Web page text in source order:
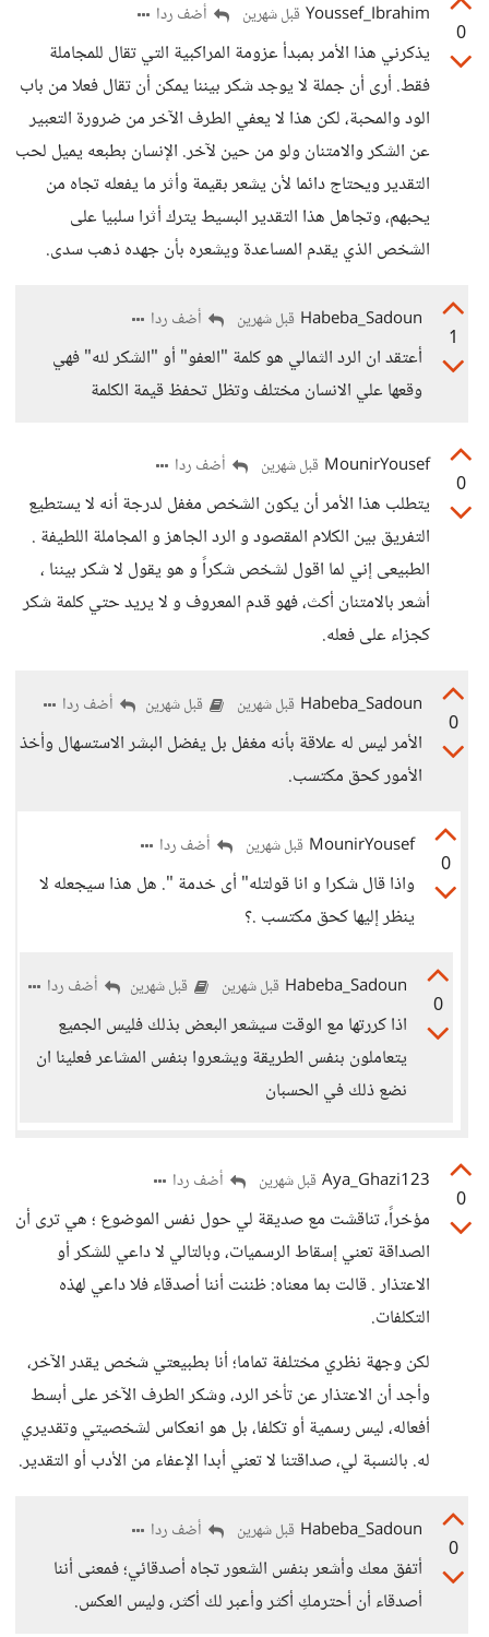
0
Youssef_Ibrahim قبل شهرين أضف ردا
يذكرني هذا الأمر بمبدأ عزومة المراكبية التي تقال للمجاملة
فقط. أرى أن جملة لا يوجد شكر بيننا يمكن أن تقال فعلا من باب
الود والمحبة، لكن هذا لا يعفي الطرف الآخر من ضرورة التعبير
عن الشكر والامتنان ولو من حين لآخر. الإنسان بطبعه يميل لحب
التقدير ويحتاج دائما لأن يشعر بقيمة وأثر ما يفعله تجاه من
يحبهم، وتجاهل هذا التقدير البسيط يترك أثرا سلبيا على
الشخص الذي يقدم المساعدة ويشعره بأن جهده ذهب سدى.
1
Habeba_Sadoun قبل شهرين أضف ردا
أعتقد ان الرد الثمالي هو كلمة "العفو" أو "الشكر لله" فهي
وقعها علي الانسان مختلف وتظل تحفظ قيمة الكلمة
0
MounirYousef قبل شهرين أضف ردا
يتطلب هذا الأمر أن يكون الشخص مغفل لدرجة أنه لا يستطيع
التفريق بين الكلام المقصود و الرد الجاهز و المجاملة اللطيفة .
الطبيعى إني لما اقول لشخص شكراً و هو يقول لا شكر بيننا ،
أشعر بالامتنان أكث، فهو قدم المعروف و لا يريد حتي كلمة شكر
كجزاء على فعله.
0
Habeba_Sadoun قبل شهرين قبل شهرين أضف ردا
الأمر ليس له علاقة بأنه مغفل بل يفضل البشر الاستسهال وأخذ
الأمور كحق مكتسب.
0
MounirYousef قبل شهرين أضف ردا
واذا قال شكرا و انا قولتله" أى خدمة ". هل هذا سيجعله لا
ينظر إليها كحق مكتسب .؟
0
Habeba_Sadoun قبل شهرين قبل شهرين أضف ردا
اذا كررتها مع الوقت سيشعر البعض بذلك فليس الجميع
يتعاملون بنفس الطريقة ويشعروا بنفس المشاعر فعلينا ان
نضع ذلك في الحسبان
0
Aya_Ghazi123 قبل شهرين أضف ردا
مؤخراً، تناقشت مع صديقة لي حول نفس الموضوع ؛ هي ترى أن
الصداقة تعني إسقاط الرسميات، وبالتالي لا داعي للشكر أو
الاعتذار . قالت بما معناه: ظننت أننا أصدقاء فلا داعي لهذه
التكلفات.
لكن وجهة نظري مختلفة تماما؛ أنا بطبيعتي شخص يقدر الآخر،
وأجد أن الاعتذار عن تأخر الرد، وشكر الطرف الآخر على أبسط
أفعاله، ليس رسمية أو تكلفا، بل هو انعكاس لشخصيتي وتقديري
له. بالنسبة لي، صداقتنا لا تعني أبدا الإعفاء من الأدب أو التقدير.
0
Habeba_Sadoun قبل شهرين أضف ردا
أتفق معك وأشعر بنفس الشعور تجاه أصدقائي؛ فمعنى أننا
أصدقاء أن أحترمكِ أكثر وأعبر لك أكثر، وليس العكس.